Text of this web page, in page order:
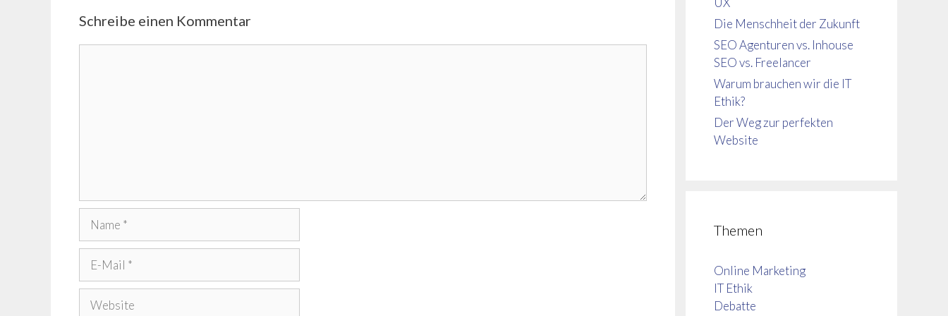
Schreibe einen Kommentar
Mail
Die Menschheit der Zukunft
SEO Agenturen vs. Inhouse
SEO vs. Freelancer
Warum brauchen wir die IT
Ethik?
Der Weg zur perfekten
Website
Themen
Online Marketing
IT Ethik
Debatte